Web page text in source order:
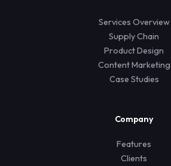
Services Overview
Supply Chain
Product Design
Content Marketing
Case Studies
Company
Features
Clients